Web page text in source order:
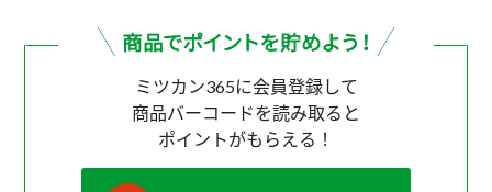
ミツカン365に会員登録して
商品バーコードを読み取ると
ポイントがもらえる！